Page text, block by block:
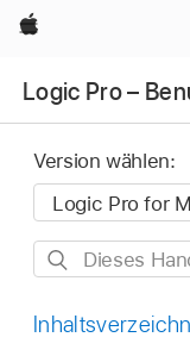
Apple
Logic Pro –
Version wählen:
Dieses
durchsuchen